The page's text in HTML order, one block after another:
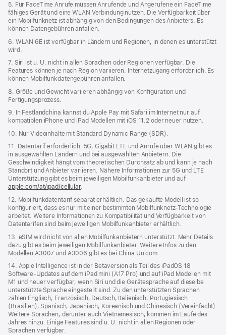
5. Für FaceTime Anrufe müssen Anrufende und Angerufene ein FaceTime
fähiges Gerät und eine WLAN Verbindung nutzen. Die Verfügbarkeit über
ein Mobilfunknetz ist abhängig von den Bedingungen des Anbieters. Es
können Datengebühren anfallen.
6. WLAN 6E ist verfügbar in Ländern und Regionen, in denen es unterstützt
wird.
7. Siri ist u. U. nicht in allen Sprachen oder Regionen verfügbar. Die
Features können je nach Region variieren. Internetzugang erforderlich. Es
können Mobilfunkdaten­gebühren anfallen.
8. Größe und Gewicht variieren abhängig von Konfiguration und
Fertigungsprozess.
9. In Festlandchina kannst du Apple Pay mit Safari im Internet nur auf
kompatiblen iPhone und iPad Modellen mit iOS 11.2 oder neuer nutzen.
10. Nur Videoinhalte mit Standard Dynamic Range (SDR).
11. Datentarif erforderlich. 5G, Gigabit LTE und Anrufe über WLAN gibt es
in ausgewählten Ländern und bei ausgewählten Anbietern. Die
Geschwindigkeit hängt vom theoretischen Durchsatz ab und kann je nach
Standort und Anbieter variieren. Nähere Informationen zur 5G und LTE
Unterstützung gibt es beim jeweiligen Mobilfunkanbieter und auf
apple.com/at/ipad/cellular.
12. Mobilfunkdatentarif separat erhältlich. Das gekaufte Modell ist so
konfiguriert, dass es nur mit einer bestimmten Mobilfunknetz-Technologie
arbeitet. Weitere Informationen zu Kompatibilität und Verfügbarkeit von
Datentarifen sind beim jeweiligen Mobilfunkanbieter erhältlich.
13. eSIM wird nicht von allen Mobilfunkanbietern unterstützt. Mehr Details
dazu gibt es beim jeweiligen Mobilfunk­anbieter. Weitere Infos zu den
Modellen A3007 und A3006 gibt es bei China Unicom.
14. Apple Intelligence ist in der Betaversion als Teil des iPadOS 18
Software-Updates auf dem iPad mini (A17 Pro) und auf iPad Modellen mit
M1 und neuer verfügbar, wenn Siri und die Gerätesprache auf dieselbe
unterstützte Sprache eingestellt sind. Zu den unterstützten Sprachen
zählen Englisch, Französisch, Deutsch, Italienisch, Portugiesisch
(Brasilien), Spanisch, Japanisch, Koreanisch und Chinesisch (Vereinfacht).
Weitere Sprachen, darunter auch Vietnamesisch, kommen im Laufe des
Jahres hinzu. Einige Features sind u. U. nicht in allen Regionen oder
Sprachen verfügbar.